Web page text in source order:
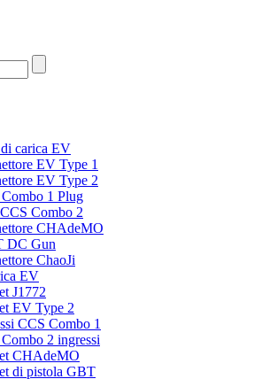
carica EV
EV Type 1
EV Type 2
1 Plug
Combo 2
CHAdeMO
DC Gun
ChaoJi
EV
J1772
EV Type 2
CCS Combo 1
2 ingressi
CHAdeMO
di pistola GBT